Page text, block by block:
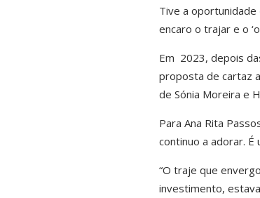
Tive a
encaro o trajar e o
Em 2023, depois
proposta de cartaz
de Sónia Moreira e
Para Ana Rita
continuo a adorar. É
“O traje que
investimento,